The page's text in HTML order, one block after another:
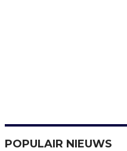
POPULAIR NIEUWS